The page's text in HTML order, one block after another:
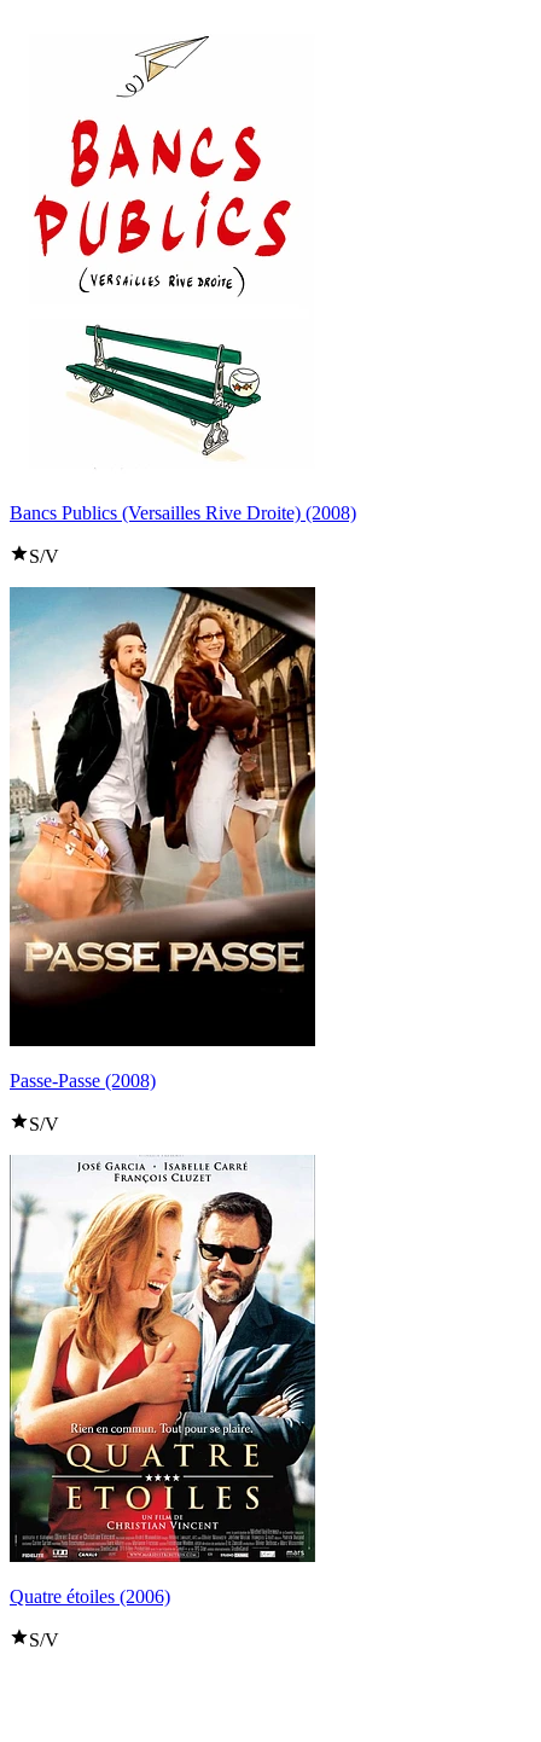
Bancs Publics (Versailles Rive Droite) (2008)
S/V
Passe-Passe (2008)
S/V
Quatre étoiles (2006)
S/V